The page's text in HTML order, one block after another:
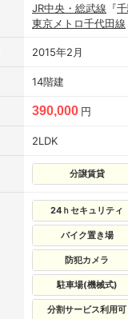
JR中央・総武線 『
東京メトロ千代田線
2015年2月
14階建
390,000 円
2LDK
分譲賃貸
24ｈセキュリティ
バイク置き場
防犯カメラ
駐車場(機械式)
分割サービス利用可